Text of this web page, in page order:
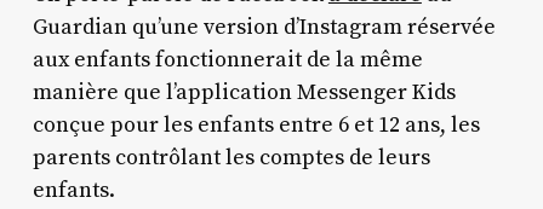
Guardian qu’une version d’Instagram réservée
aux enfants fonctionnerait de la même
manière que l’application Messenger Kids
conçue pour les enfants entre 6 et 12 ans, les
parents contrôlant les comptes de leurs
enfants.